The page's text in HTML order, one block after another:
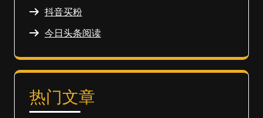
抖音买粉
今日头条阅读
热门文章